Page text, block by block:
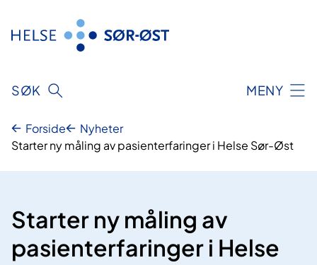
innhold
SØK MENY
Forside
Nyheter
Starter ny måling av pasienterfaringer i Helse Sør-Øst
Starter ny måling av
pasienterfaringer i Helse